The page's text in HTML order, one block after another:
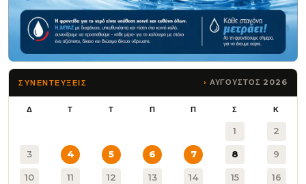
ΣΥΝΕΝΤΕΥΞΕΙΣ ΑΥΓΟΥΣΤΟΣ 2026
Δ Τ Τ Π Π Σ Κ
1 2
3 4 5 6 7 8 9
10 11 12 13 14 15 16